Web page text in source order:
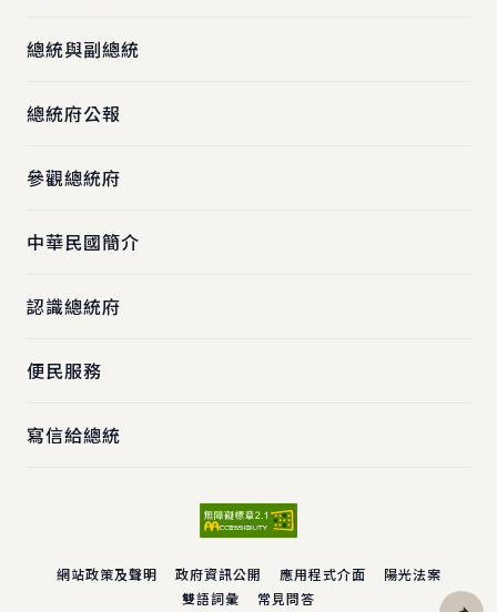
總統與副總統
總統府公報
參觀總統府
中華民國簡介
認識總統府
便民服務
寫信給總統
網站政策及聲明 政府資訊公開 應用程式介面
陽光法案
雙語詞彙
常見問答